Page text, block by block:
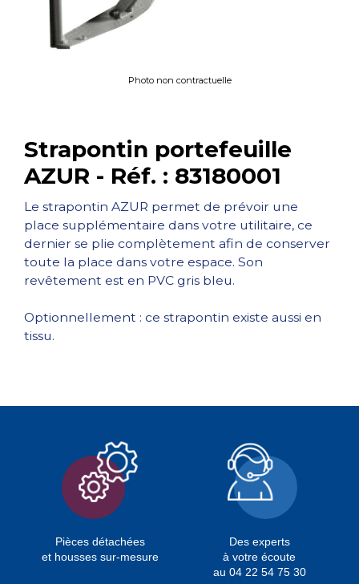
Strapontin portefeuille
AZUR - Réf. : 83180001
Le strapontin AZUR permet de prévoir une
place supplémentaire dans votre utilitaire, ce
dernier se plie complètement afin de conserver
toute la place dans votre espace. Son
revêtement est en PVC gris bleu.
Optionnellement : ce strapontin existe aussi en
tissu.
Photo non contractuelle
Pièces détachées
et housses sur-mesure
Des experts
à votre écoute
au 04 22 54 75 30